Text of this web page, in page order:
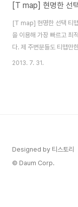
[T map] 현명한 선
[T map] 현명한 선택 티
을 이용해 가장 빠르고 최
다. 제 주변분들도 티맵만
맵을 이용하면서 연동되어
이랍니다. 요즘같이 덥고
2013. 7. 31.
Designed by 티스토리
© Daum Corp.